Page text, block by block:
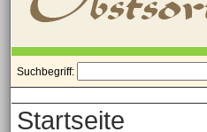
Suchbegriff:
Startseite